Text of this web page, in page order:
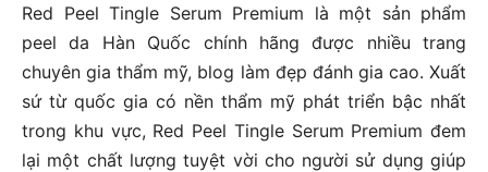
Red Peel Tingle Serum Premium là một sản phẩm
peel da Hàn Quốc chính hãng được nhiều trang
chuyên gia thẩm mỹ, blog làm đẹp đánh gia cao. Xuất
sứ từ quốc gia có nền thẩm mỹ phát triển bậc nhất
trong khu vực, Red Peel Tingle Serum Premium đem
lại một chất lượng tuyệt vời cho người sử dụng giúp